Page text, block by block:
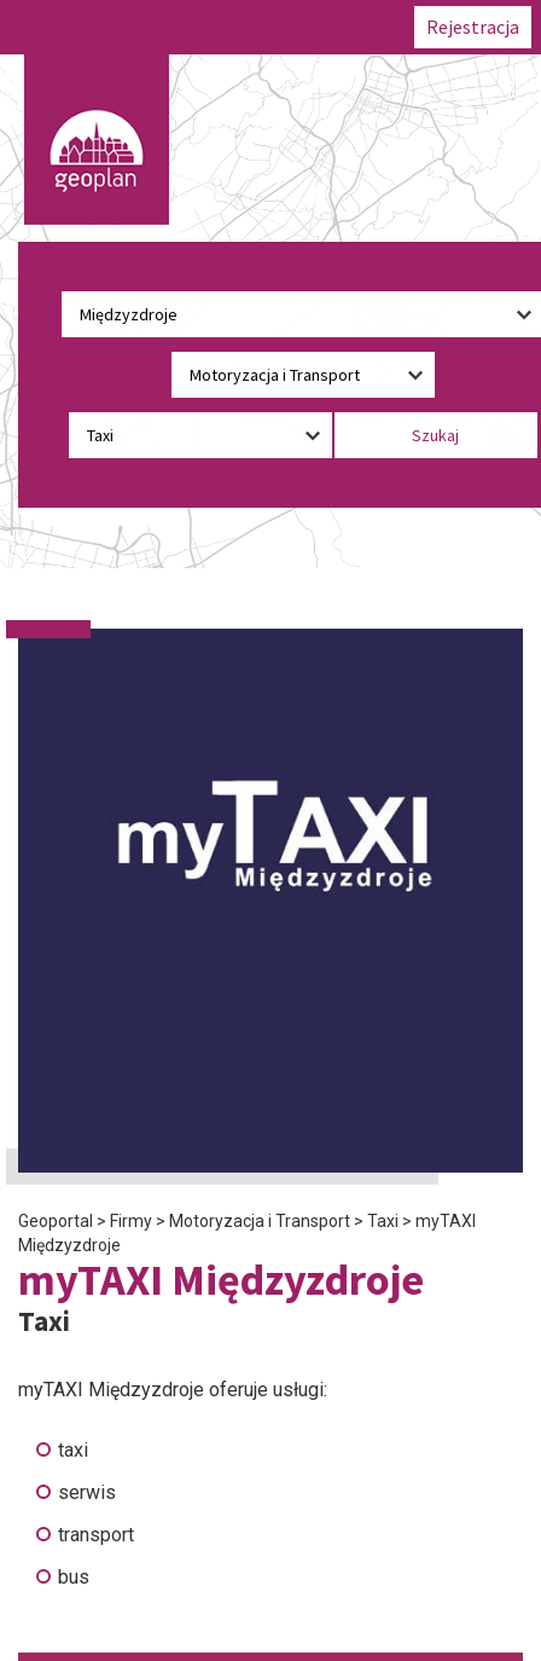
Rejestracja
Geoportal > Firmy > Motoryzacja i Transport > Taxi > myTAXI
Międzyzdroje
myTAXI Międzyzdroje
Taxi
myTAXI Międzyzdroje oferuje usługi:
taxi
serwis
transport
bus